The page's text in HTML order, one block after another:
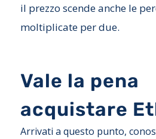
il prezzo scende anche le
moltiplicate per due.
Vale la pena
acquistare
Arrivati a questo punto,